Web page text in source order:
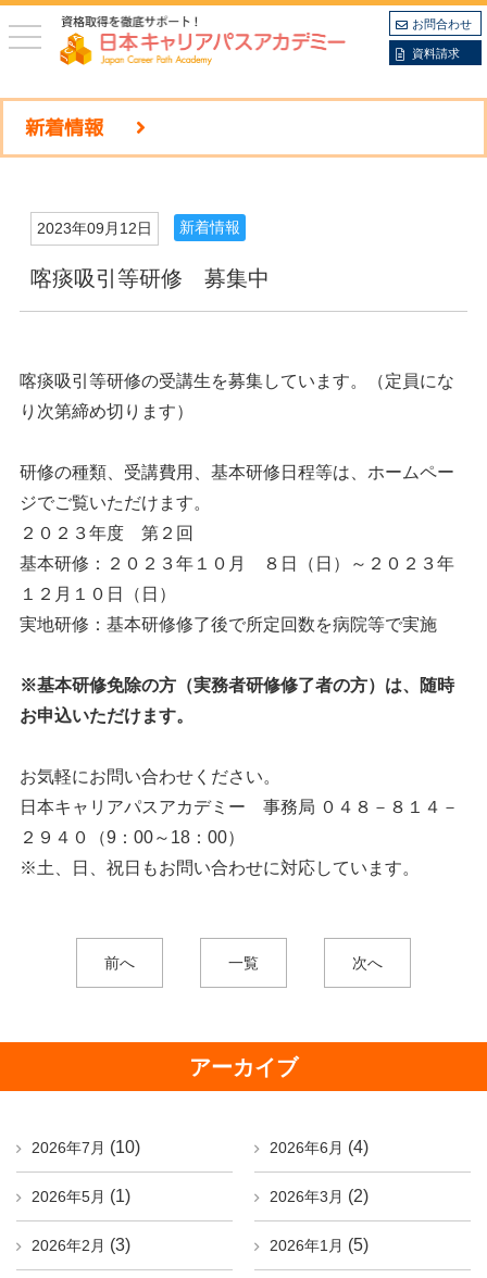
toggle
navigation
お問合わせ
資料請求
新着情報
2023年09月12日 新着情報
喀痰吸引等研修 募集中
喀痰吸引等研修の受講生を募集しています。（定員にな
り次第締め切ります）
研修の種類、受講費用、基本研修日程等は、ホームペー
ジでご覧いただけます。
２０２３年度 第２回
基本研修：２０２３年１０月 ８日（日）～２０２３年
１２月１０日（日）
実地研修：基本研修修了後で所定回数を病院等で実施
※基本研修免除の方（実務者研修修了者の方）は、随時
お申込いただけます。
お気軽にお問い合わせください。
日本キャリアパスアカデミー 事務局 ０４８－８１４－
２９４０（9：00～18：00）
※土、日、祝日もお問い合わせに対応しています。
前へ 一覧 次へ
アーカイブ
2026年7月 (10) 2026年6月 (4)
2026年5月 (1) 2026年3月 (2)
2026年2月 (3) 2026年1月 (5)